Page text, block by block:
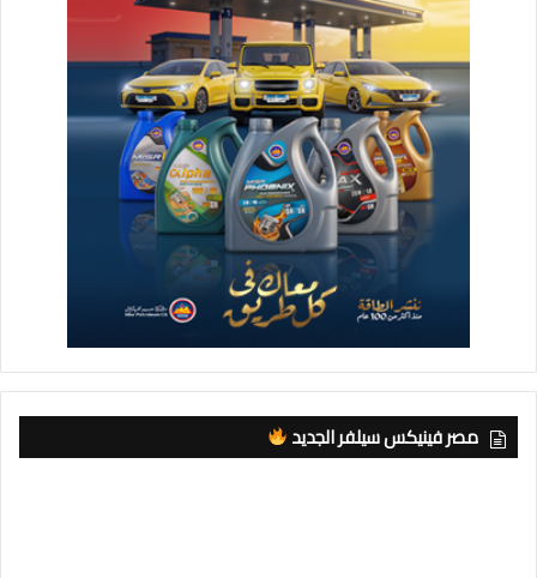
مصر فينيكس سيلفر الجديد